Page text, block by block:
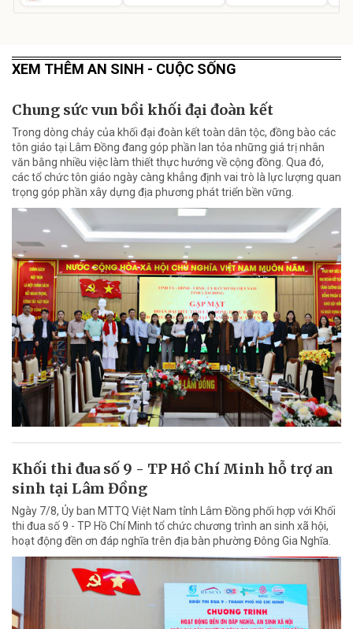
XEM THÊM AN SINH - CUỘC SỐNG
Chung sức vun bồi khối đại đoàn kết
Trong dòng chảy của khối đại đoàn kết toàn dân tộc, đồng bào các
tôn giáo tại Lâm Đồng đang góp phần lan tỏa những giá trị nhân
văn bằng nhiều việc làm thiết thực hướng về cộng đồng. Qua đó,
các tổ chức tôn giáo ngày càng khẳng định vai trò là lực lượng quan
trọng góp phần xây dựng địa phương phát triển bền vững.
Khối thi đua số 9 - TP Hồ Chí Minh hỗ trợ an
sinh tại Lâm Đồng
Ngày 7/8, Ủy ban MTTQ Việt Nam tỉnh Lâm Đồng phối hợp với Khối
thi đua số 9 - TP Hồ Chí Minh tổ chức chương trình an sinh xã hội,
hoạt động đền ơn đáp nghĩa trên địa bàn phường Đông Gia Nghĩa.